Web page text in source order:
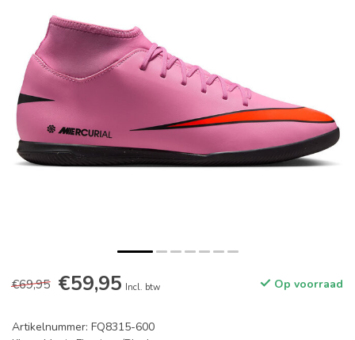
€69,95 €59,95 Incl. btw Op voorraad
Artikelnummer: FQ8315-600